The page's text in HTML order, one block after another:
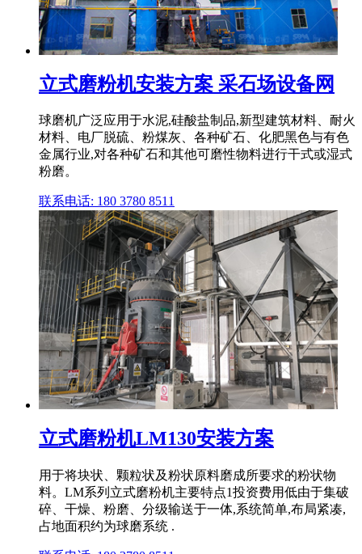
立式磨粉机安装方案 采石场设备网
球磨机广泛应用于水泥,硅酸盐制品,新型建筑材料、耐火
材料、电厂脱硫、粉煤灰、各种矿石、化肥黑色与有色
金属行业,对各种矿石和其他可磨性物料进行干式或湿式
粉磨。
联系电话: 180 3780 8511
立式磨粉机LM130安装方案
用于将块状、颗粒状及粉状原料磨成所要求的粉状物
料。LM系列立式磨粉机主要特点1投资费用低由于集破
碎、干燥、粉磨、分级输送于一体,系统简单,布局紧凑,
占地面积约为球磨系统 .